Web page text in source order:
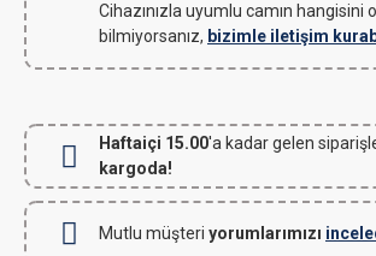
Cihazınızla uyumlu camın hangisini
bilmiyorsanız, bizimle iletişim
Haftaiçi 15.00'a kadar gelen
kargoda!
Mutlu müşteri yorumlarımızı